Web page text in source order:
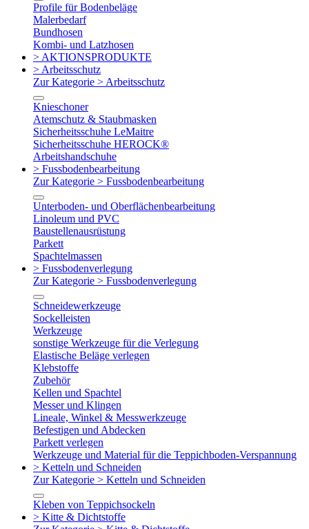
Profile für Bodenbeläge
Malerbedarf
Bundhosen
Kombi- und Latzhosen
> AKTIONSPRODUKTE
> Arbeitsschutz
Zur Kategorie > Arbeitsschutz
Knieschoner
Atemschutz & Staubmasken
Sicherheitsschuhe LeMaitre
Sicherheitsschuhe HEROCK®
Arbeitshandschuhe
> Fussbodenbearbeitung
Zur Kategorie > Fussbodenbearbeitung
Unterboden- und Oberflächenbearbeitung
Linoleum und PVC
Baustellenausrüstung
Parkett
Spachtelmassen
> Fussbodenverlegung
Zur Kategorie > Fussbodenverlegung
Schneidewerkzeuge
Sockelleisten
Werkzeuge
sonstige Werkzeuge für die Verlegung
Elastische Beläge verlegen
Klebstoffe
Zubehör
Kellen und Spachtel
Messer und Klingen
Lineale, Winkel & Messwerkzeuge
Befestigen und Abdecken
Parkett verlegen
Werkzeuge und Material für die Teppichboden-Verspannung
> Ketteln und Schneiden
Zur Kategorie > Ketteln und Schneiden
Kleben von Teppichsockeln
> Kitte & Dichtstoffe